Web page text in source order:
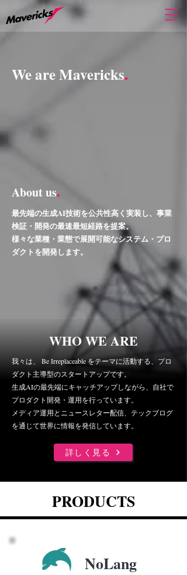
We are Mavericks.
About us.
最先端の生成AI技術を公共性高く実装し、事業
検証・開発の最速最短経路を提案。
様々な業種・業態で展開可能なシステム・プロ
ダクトを開発します。
WHO WE ARE
我々は、 Be Irreplaceable をテーマに活動する、プロ
ダクト主導型のスタートアップ​です。
生成AIの最先端にキャッチアップしながら、自社で
プロダクト開発 ・運用を行っています。
メディア運用とニュースレター配信、テックブログ
を通じて世界に情報を発信しています。
詳しく見る
PRODUCTS
NoLang